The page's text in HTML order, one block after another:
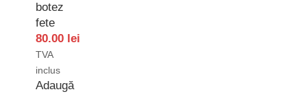
botez
fete
80.00 lei
TVA
inclus
Adaugă